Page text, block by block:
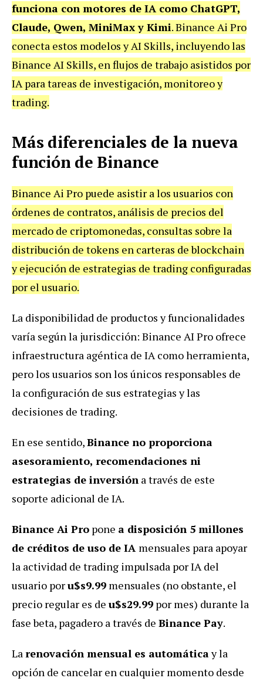
funciona con motores de IA como ChatGPT,
Claude, Qwen, MiniMax y Kimi. Binance Ai Pro
conecta estos modelos y AI Skills, incluyendo las
Binance AI Skills, en flujos de trabajo asistidos por
IA para tareas de investigación, monitoreo y
trading.
Más diferenciales de la nueva
función de Binance
Binance Ai Pro puede asistir a los usuarios con
órdenes de contratos, análisis de precios del
mercado de criptomonedas, consultas sobre la
distribución de tokens en carteras de blockchain
y ejecución de estrategias de trading configuradas
por el usuario.
La disponibilidad de productos y funcionalidades
varía según la jurisdicción: Binance AI Pro ofrece
infraestructura agéntica de IA como herramienta,
pero los usuarios son los únicos responsables de
la configuración de sus estrategias y las
decisiones de trading.
En ese sentido,Binance no proporciona
asesoramiento, recomendaciones ni
estrategias de inversión a través de este
soporte adicional de IA.
Binance Ai Pro pone a disposición 5 millones
de créditos de uso de IA mensuales para apoyar
la actividad de trading impulsada por IA del
usuario poru$s9.99 mensuales (no obstante, el
precio regular es de u$s29.99 por mes) durante la
fase beta, pagadero a través de Binance Pay.
Larenovación mensual es automáticay la
opción de cancelar en cualquier momento desde